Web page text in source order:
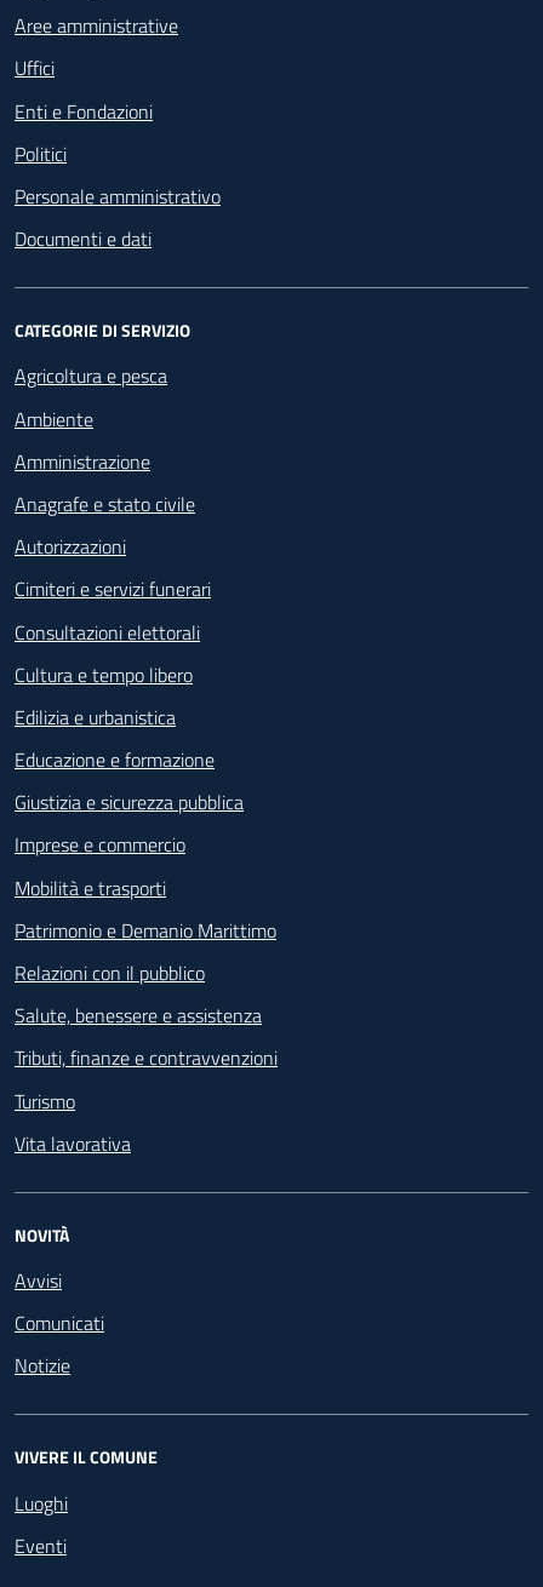
Aree amministrative
Uffici
Enti e Fondazioni
Politici
Personale amministrativo
Documenti e dati
CATEGORIE DI SERVIZIO
Agricoltura e pesca
Ambiente
Amministrazione
Anagrafe e stato civile
Autorizzazioni
Cimiteri e servizi funerari
Consultazioni elettorali
Cultura e tempo libero
Edilizia e urbanistica
Educazione e formazione
Giustizia e sicurezza pubblica
Imprese e commercio
Mobilità e trasporti
Patrimonio e Demanio Marittimo
Relazioni con il pubblico
Salute, benessere e assistenza
Tributi, finanze e contravvenzioni
Turismo
Vita lavorativa
NOVITÀ
Avvisi
Comunicati
Notizie
VIVERE IL COMUNE
Luoghi
Eventi